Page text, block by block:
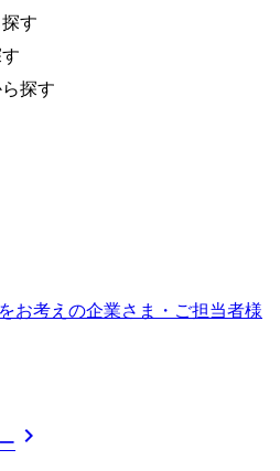
す
探す
お考えの企業さま・ご担当者様
